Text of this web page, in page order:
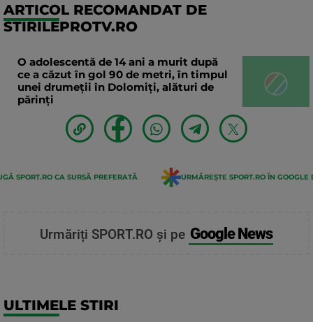
ARTICOL RECOMANDAT DE
STIRILEPROTV.RO
O adolescentă de 14 ani a murit după
ce a căzut în gol 90 de metri, în timpul
unei drumeții în Dolomiți, alături de
părinți
SPORT.RO CA SURSĂ PREFERATĂ URMĂREȘTE SPORT.RO ÎN GOOGLE
Urmăriți SPORT.RO și pe Google News
ULTIMELE STIRI